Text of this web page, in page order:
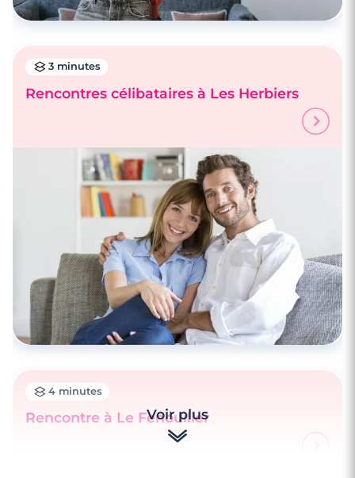
3 minutes
Rencontres célibataires à Les Herbiers
4 minutes
Rencontre à Le Fenouiller
Voir plus